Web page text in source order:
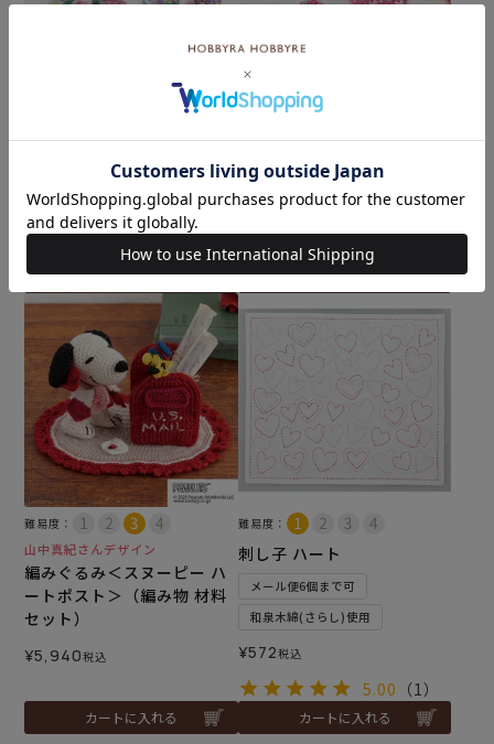
刺しゅうワッペン＜フラワ
メール便5個まで可
¥1,430税込
カートに入れる
刺しゅうワッペン＜クロス
ステッチハート＞
メール便5個まで可
¥1,320税込
カートに入れる
難易度：
山中真紀さんデザイン
編みぐるみ＜スヌーピー ハ
ートポスト＞（編み物 材料
セット）
¥5,940税込
カートに入れる
難易度：
刺し子 ハート
メール便6個まで可
和泉木綿(さらし)使用
¥572税込
5.00 （1）
カートに入れる